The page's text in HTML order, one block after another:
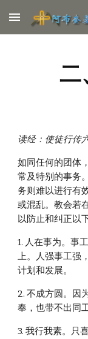
Skip to main
二
读经：使徒行传
如同任何的团体
常及特别的事务
务则难以进行有
或混乱。教会若
以防止和纠正以
1. 人在事为。事
上。人强事工强
计划和发展。
2. 不成方圆。因
奉，也带不出同
3. 我行我素。只